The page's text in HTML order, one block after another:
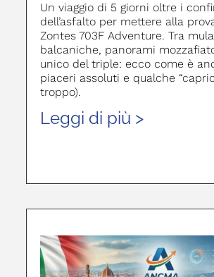
Un viaggio di 5 giorni oltre i
dell’asfalto per mettere alla
Zontes 703F Adventure. Tra
balcaniche, panorami
unico del triple: ecco come è
piaceri assoluti e qualche
troppo).
Leggi di più >